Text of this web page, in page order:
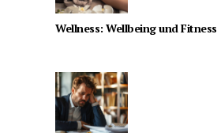
Wellness: Wellbeing und Fitness